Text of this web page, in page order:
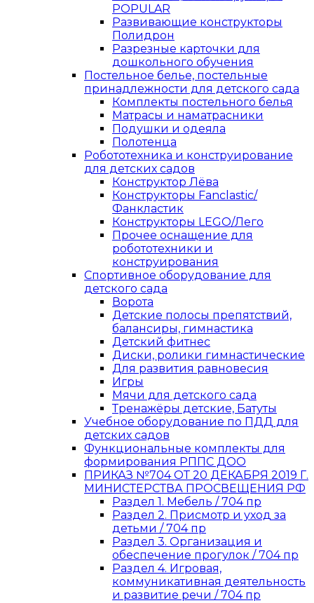
POPULAR
Развивающие конструкторы
Полидрон
Разрезные карточки для
дошкольного обучения
Постельное белье, постельные
принадлежности для детского сада
Комплекты постельного белья
Матрасы и наматрасники
Подушки и одеяла
Полотенца
Робототехника и конструирование
для детских садов
Конструктор Лёва
Конструкторы Fanclastic/
Фанкластик
Конструкторы LEGO/Лего
Прочее оснащение для
робототехники и
конструирования
Спортивное оборудование для
детского сада
Ворота
Детские полосы препятствий,
балансиры, гимнастика
Детский фитнес
Диски, ролики гимнастические
Для развития равновесия
Игры
Мячи для детского сада
Тренажёры детские, Батуты
Учебное оборудование по ПДД для
детских садов
Функциональные комплекты для
формирования РППС ДОО
ПРИКАЗ №704 ОТ 20 ДЕКАБРЯ 2019 Г.
МИНИСТЕРСТВА ПРОСВЕЩЕНИЯ РФ
Раздел 1. Мебель / 704 пр
Раздел 2. Присмотр и уход за
детьми / 704 пр
Раздел 3. Организация и
обеспечение прогулок / 704 пр
Раздел 4. Игровая,
коммуникативная деятельность
и развитие речи / 704 пр